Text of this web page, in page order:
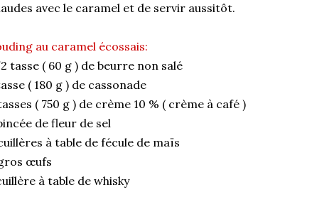
avec le caramel et de servir aussitôt.
au caramel écossais:
tasse ( 60 g ) de beurre non salé
( 180 g ) de cassonade
( 750 g ) de crème 10 % ( crème à café )
de fleur de sel
à table de fécule de maïs
œufs
à table de whisky